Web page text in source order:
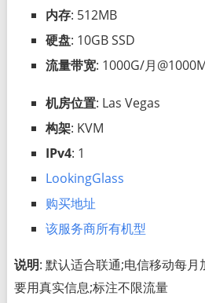
内存: 512MB
硬盘: 10GB SSD
流量带宽: 1000G/月
机房位置: Las Vegas
构架: KVM
IPv4: 1
LookingGlass
购买地址
该服务商所有机型
说明: 默认适合联通;电信移动每
要用真实信息;标注不限流量